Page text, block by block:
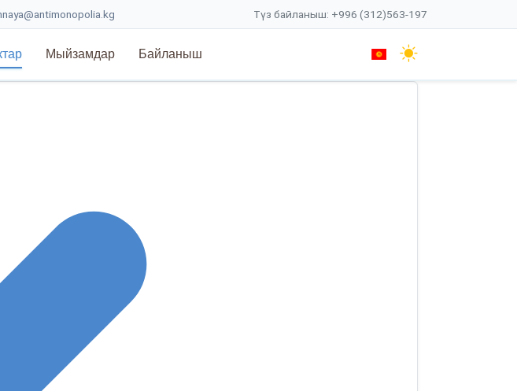
Түз байланыш: +996 (312)563-197
Мыйзамдар Байланыш